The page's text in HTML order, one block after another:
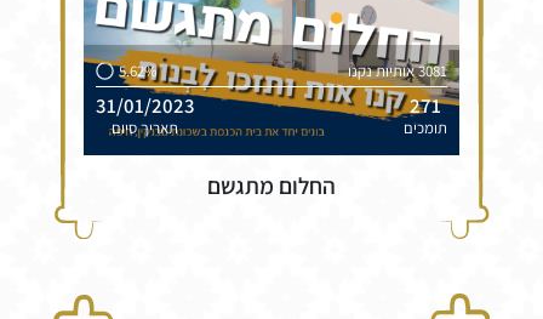
3081 אותיות נקנו 5.62%
271
תומכים
31/01/2023
תאריך סיום
החלום מתגשם